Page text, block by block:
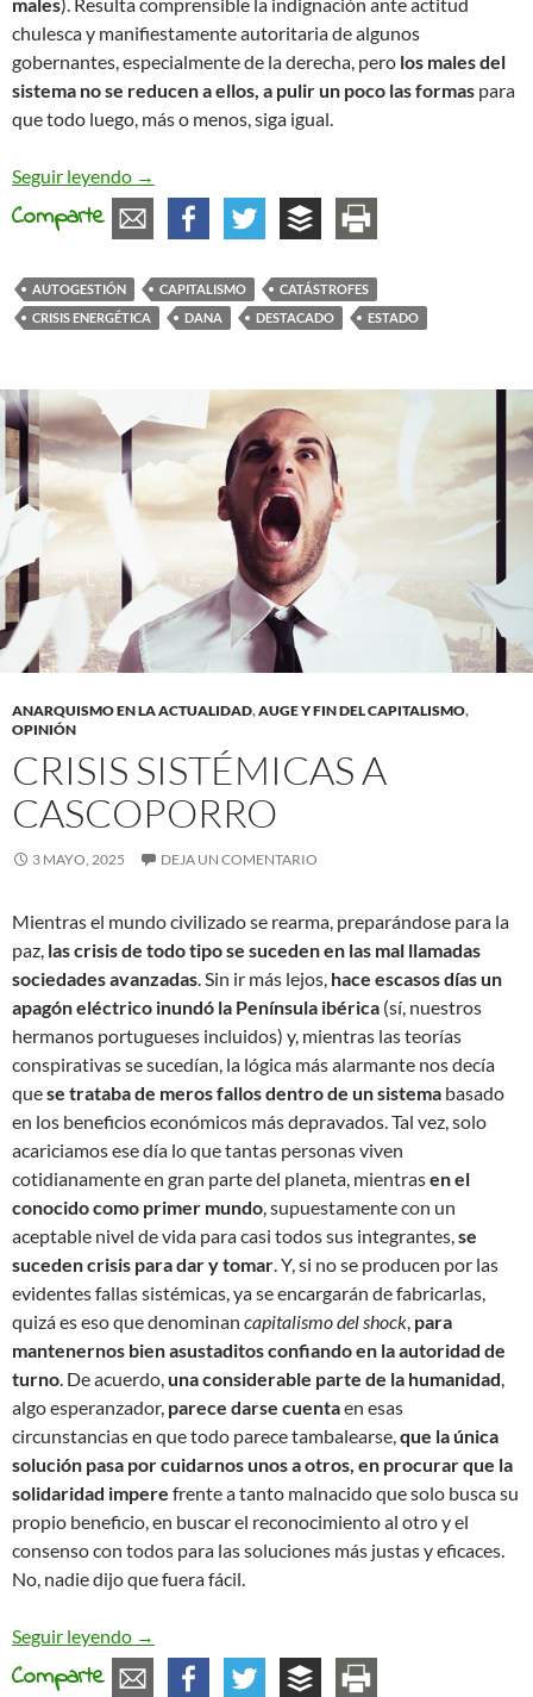
chulesca y manifiestamente autoritaria de algunos
gobernantes, especialmente de la derecha, pero los males del
sistema no se reducen a ellos, a pulir un poco las formas para
que todo luego, más o menos, siga igual.
Seguir leyendo La gestión de las catástrofes y la posibilidad
→
Comparte
AUTOGESTIÓN CAPITALISMO
CATÁSTROFES
CRISIS ENERGÉTICA
DANA DESTACADO ESTADO
ANARQUISMO EN LA ACTUALIDAD,AUGE Y FIN DEL CAPITALISMO,
OPINIÓN
CRISIS SISTÉMICAS A
CASCOPORRO
3 MAYO, 2025 DEJA UN COMENTARIO
Mientras el mundo civilizado se rearma, preparándose para la
paz, las crisis de todo tipo se suceden en las mal llamadas
sociedades avanzadas. Sin ir más lejos, hace escasos días un
apagón eléctrico inundó la Península ibérica (sí, nuestros
hermanos portugueses incluidos) y, mientras las teorías
conspirativas se sucedían, la lógica más alarmante nos decía
quese trataba de meros fallos dentro de un sistema basado
en los beneficios económicos más depravados. Tal vez, solo
acariciamos ese día lo que tantas personas viven
cotidianamente en gran parte del planeta, mientrasen el
conocido como primer mundo, supuestamente con un
aceptable nivel de vida para casi todos sus integrantes,se
suceden crisis para dar y tomar. Y, si no se producen por las
evidentes fallas sistémicas, ya se encargarán de fabricarlas,
quizá es eso que denominan capitalismo del shock, para
mantenernos bien asustaditos confiando en la autoridad de
turno. De acuerdo,una considerable parte de la humanidad,
algo esperanzador, parece darse cuentaen esas
circunstancias en que todo parece tambalearse,que la única
solución pasa por cuidarnos unos a otros, en procurar que la
solidaridad impere frente a tanto malnacido que solo busca su
propio beneficio, en buscar el reconocimiento al otro y el
consenso con todos para las soluciones más justas y eficaces.
No, nadie dijo que fuera fácil.
Seguir leyendo Crisis sistémicas a cascoporro
→
Comparte